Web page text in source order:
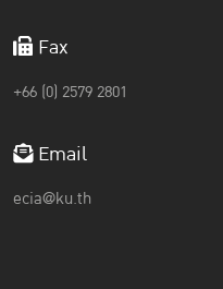
Fax
+66 (0) 2579 2801
Email
ecia@ku.th